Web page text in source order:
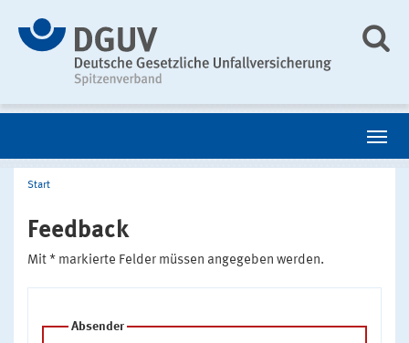
Start
Feedback
Mit * markierte Felder müssen angegeben werden.
Absender